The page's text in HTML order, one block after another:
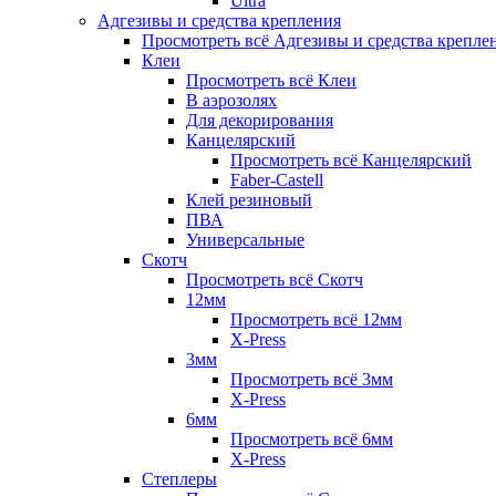
Адгезивы и средства крепления
Просмотреть всё Адгезивы и средства
Клеи
Просмотреть всё Клеи
В аэрозолях
Для декорирования
Канцелярский
Просмотреть всё Канцелярский
Faber-Castell
Клей резиновый
ПВА
Универсальные
Скотч
Просмотреть всё Скотч
12мм
Просмотреть всё 12мм
X-Press
3мм
Просмотреть всё 3мм
X-Press
6мм
Просмотреть всё 6мм
X-Press
Степлеры